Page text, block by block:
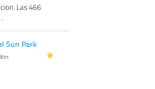
Las 466
Sun Park